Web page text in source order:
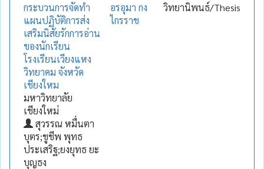
กระบวนการจัดทำ
แผนปฏิบัติการส่ง
เสริมนิสัยรักการอ่าน
ของนักเรียน
โรงเรียนเวียงแหง
วิทยาคม จังหวัด
เชียงใหม
มหาวิทยาลัย
เชียงใหม่
สุวรรณ หมื่นตา
บุตร;ชูชีพ พุทธ
ประเสริฐ;ยงยุทธ ยะ
บุญธง
อรอุมา กง
ไกรราช
วิทยานิพนธ์/Thesis